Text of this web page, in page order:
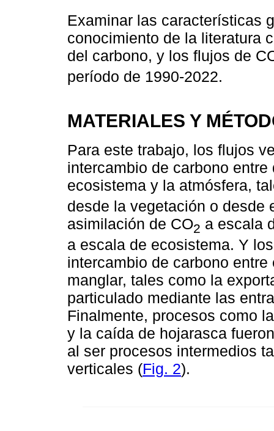
Examinar las características
conocimiento de la literatura
del carbono, y los flujos de
período de 1990-2022.
MATERIALES Y
Para este trabajo, los flujos
intercambio de carbono
ecosistema y la atmósfera,
desde la vegetación o desde
asimilación de CO2 a escala
a escala de ecosistema. Y
intercambio de carbono
manglar, tales como la
particulado mediante las
Finalmente, procesos como
y la caída de hojarasca
al ser procesos intermedios
verticales (Fig. 2).